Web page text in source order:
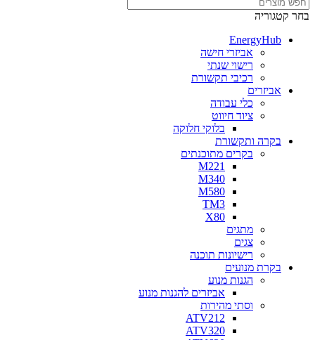
בחר קטגוריה
EnergyHub
אביזרי חישה
רישוי שנתי
רכיבי תקשורת
אביזרים
כלי עבודה
ציוד חיווט
בלוקי חלוקה
בקרה ותקשורת
בקרים מתוכנתים
M221
M340
M580
TM3
X80
מתגים
צגים
רישיונות תוכנה
בקרת מנועים
הגנות מנוע
אביזרים להגנות מנוע
וסתי מהירות
ATV212
ATV320